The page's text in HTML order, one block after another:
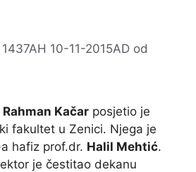
10-11-2015AD od
Rahman Kačar posjetio je
fakultet u Zenici. Njega je
hafiz prof.dr. Halil Mehtić.
je čestitao dekanu